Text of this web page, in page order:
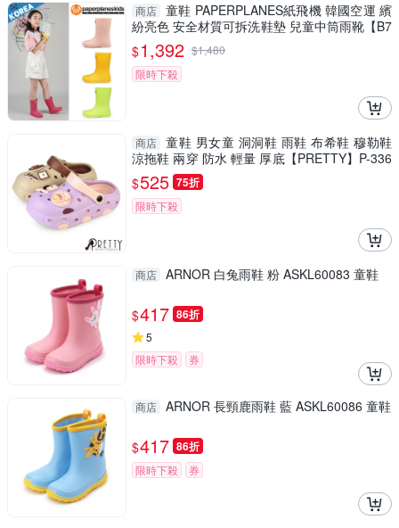
商店 童鞋 PAPERPLANES紙飛機 韓國空運 繽
紛亮色 安全材質可拆洗鞋墊 兒童中筒雨靴【B7
907766】
$1,392 $1,480
限時下殺
商店 童鞋 男女童 洞洞鞋 雨鞋 布希鞋 穆勒鞋
涼拖鞋 兩穿 防水 輕量 厚底【PRETTY】P-336
71
$525 75折
限時下殺
商店 ARNOR 白兔雨鞋 粉 ASKL60083 童鞋
$417 86折
5
限時下殺
券
商店 ARNOR 長頸鹿雨鞋 藍 ASKL60086 童鞋
$417 86折
限時下殺 券